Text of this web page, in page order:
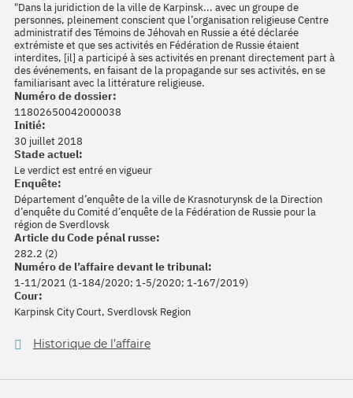
"Dans la juridiction de la ville de Karpinsk... avec un groupe de
personnes, pleinement conscient que l’organisation religieuse Centre
administratif des Témoins de Jéhovah en Russie a été déclarée
extrémiste et que ses activités en Fédération de Russie étaient
interdites, [il] a participé à ses activités en prenant directement part à
des événements, en faisant de la propagande sur ses activités, en se
familiarisant avec la littérature religieuse.
Numéro de dossier:
11802650042000038
Initié:
30 juillet 2018
Stade actuel:
Le verdict est entré en vigueur
Enquête:
Département d’enquête de la ville de Krasnoturynsk de la Direction
d’enquête du Comité d’enquête de la Fédération de Russie pour la
région de Sverdlovsk
Article du Code pénal russe:
282.2 (2)
Numéro de l’affaire devant le tribunal:
1-11/2021 (1-184/2020; 1-5/2020; 1-167/2019)
Cour:
Karpinsk City Court, Sverdlovsk Region
Historique de l’affaire